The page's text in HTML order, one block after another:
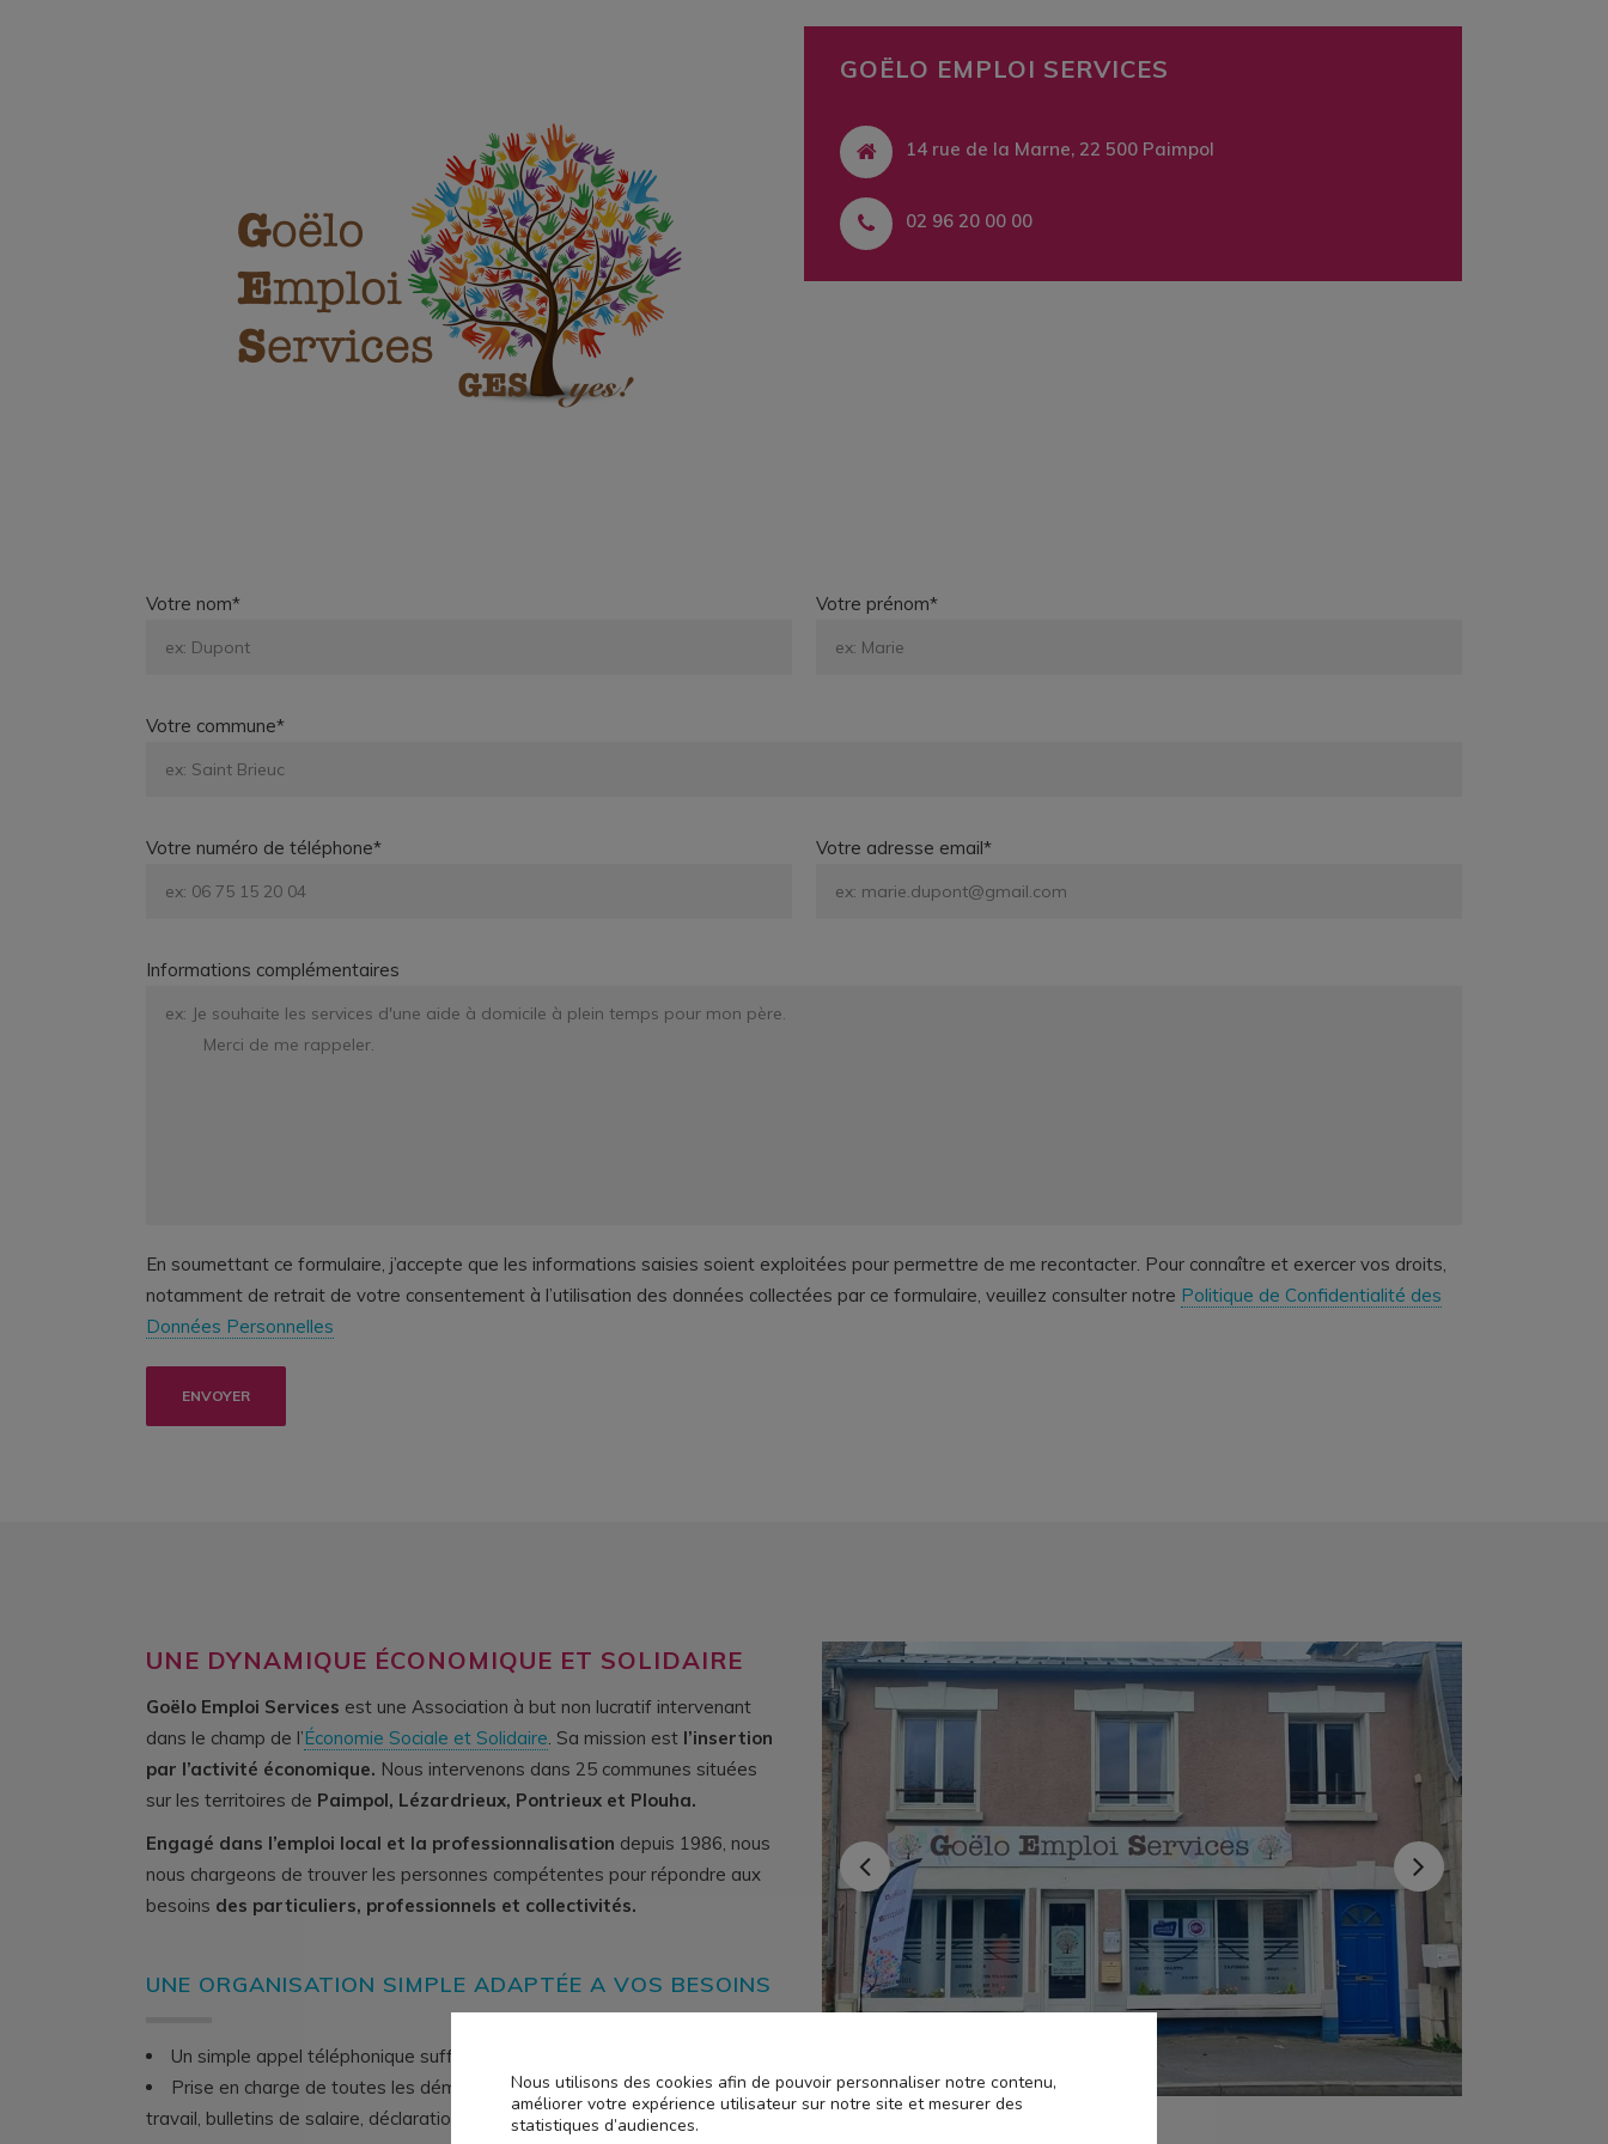
GOËLO EMPLOI SERVICES
14 rue de la Marne, 22 500 Paimpol
02 96 20 00 00
Votre nom* Votre prénom*
Votre commune*
Votre numéro de téléphone* Votre adresse email*
Informations complémentaires
En soumettant ce formulaire, j’accepte que les informations saisies soient exploitées pour permettre de me recontacter. Pour connaître et exercer vos droits,
notamment de retrait de votre consentement à l’utilisation des données collectées par ce formulaire, veuillez consulter notre Politique de Confidentialité des
Données Personnelles
UNE DYNAMIQUE ÉCONOMIQUE ET SOLIDAIRE
Goëlo Emploi Services est une Association à but non lucratif intervenant
dans le champ de l’Économie Sociale et Solidaire. Sa mission est l’insertion
par l’activité économique. Nous intervenons dans 25 communes situées
sur les territoires de Paimpol, Lézardrieux, Pontrieux et Plouha.
Engagé dans l’emploi local et la professionnalisation depuis 1986, nous
nous chargeons de trouver les personnes compétentes pour répondre aux
besoins des particuliers, professionnels et collectivités.
UNE ORGANISATION SIMPLE ADAPTÉE A VOS BESOINS
Un simple appel téléphonique suffit.
Prise en charge de toutes les démarches administratives (contrat de
travail, bulletins de salaire, déclarations sociales, etc…) .
Nous utilisons des cookies afin de pouvoir personnaliser notre contenu,
améliorer votre expérience utilisateur sur notre site et mesurer des
statistiques d’audiences.